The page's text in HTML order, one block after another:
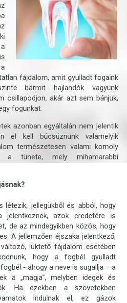
fájdalom, amit gyulladt fogaink
bármit hajlandók vagyunk
csillapodjon, akár azt sem bánjuk,
fogunkat.
azonban egyáltalán nem jelentik
el kell búcsúznunk valamelyik
természetesen valami komoly
a tünete, mely mihamarabbi
létezik, jellegükből és abból, hogy
jelentkeznek, azok eredetére is
de az mindegyikben közös, hogy
A jellemzően éjszaka jelentkező,
lüktető fájdalom esetében
hogy a fogbél gyulladt
- ahogy a neve is sugallja – a
a „magja”, melyben idegek és
Ha ezekben a szövetekben
indulnak el, ez gázok